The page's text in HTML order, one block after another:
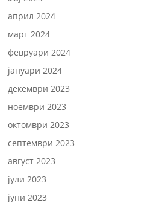
април 2024
март 2024
февруари 2024
јануари 2024
декември 2023
ноември 2023
октомври 2023
септември 2023
август 2023
јули 2023
јуни 2023